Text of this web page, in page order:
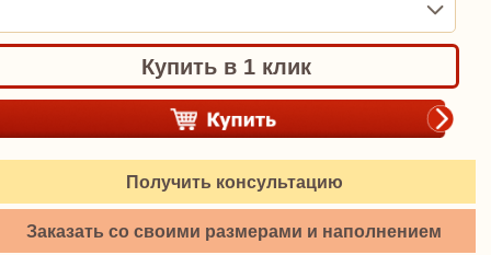
Купить в 1 клик
Получить консультацию
Заказать со своими размерами и наполнением